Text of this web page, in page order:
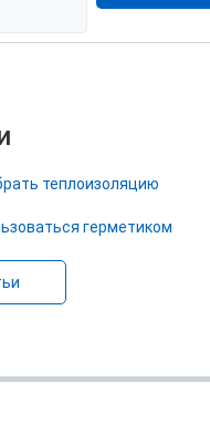
теплоизоляцию
герметиком